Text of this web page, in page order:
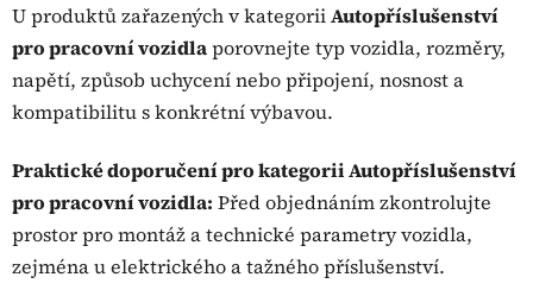
c
í
p
r
v
k
y
v
ý
p
U produktů zařazených v kategoriiAutopříslušenství
pro pracovní vozidlaporovnejte typ vozidla, rozměry,
napětí, způsob uchycení nebo připojení, nosnost a
kompatibilitu s konkrétní výbavou.
Praktické doporučení pro kategorii Autopříslušenství
pro pracovní vozidla: Před objednáním zkontrolujte
prostor pro montáž a technické parametry vozidla,
zejména u elektrického a tažného příslušenství.